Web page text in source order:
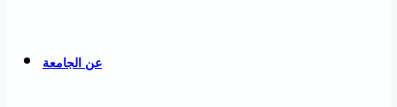
عن الجامعة